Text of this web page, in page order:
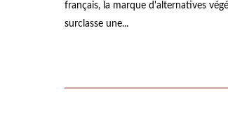
français, la marque d'alternatives
surclasse une...